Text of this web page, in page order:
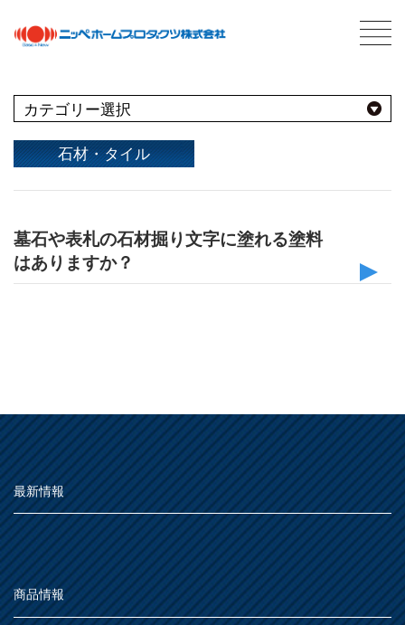
最新情報 NEWS
商品情報 PRODUCTS
会社案内 ABOUT US
会社概要
MOVIE
よくある質問 FAQ
Q&A集
用語集
お問い合わせ
SDGsについて SDGs
SDGsへの取り組み
石材・タイル
墓石や表札の石材掘り文字に塗れる塗料
はありますか？
よくあるBEST10
屋外
その他
トタン屋根
セメント・ベスト瓦屋根
木部
プラスチック製品
外壁・塀
コンクリート壁・リシン壁・サイディング壁・ブロック壁
石材・タイル
屋内
ステンレス
室内壁・天井
ビニール壁紙・石膏ボード
砂壁・繊維壁
コンクリート・モルタル壁
木部
浴室
種類別
水性多用途
室内壁・浴室
鉄部・木部・アルミ(油性)
さび止め
か
さ
た
な
は
シーン別
雨天
木に塗る
最新情報
商品情報